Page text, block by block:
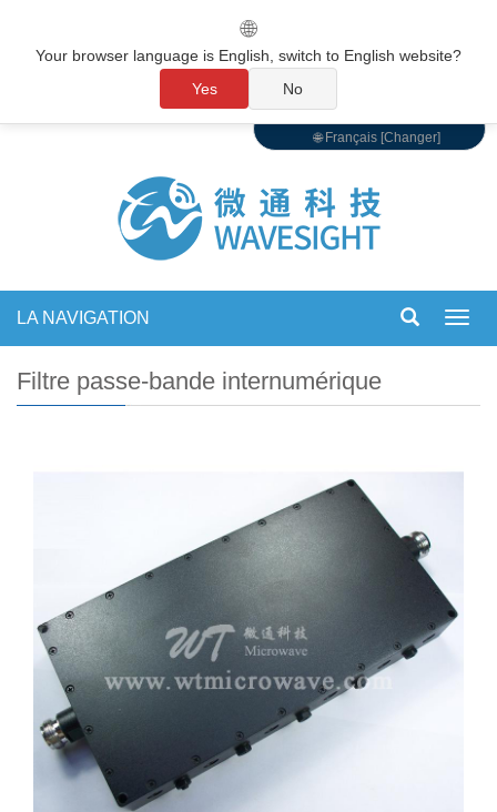
🌐 Français [Changer]
LA NAVIGATION
Filtre passe-bande internumérique
🌐
Your browser language is English, switch to English website?
Yes
No